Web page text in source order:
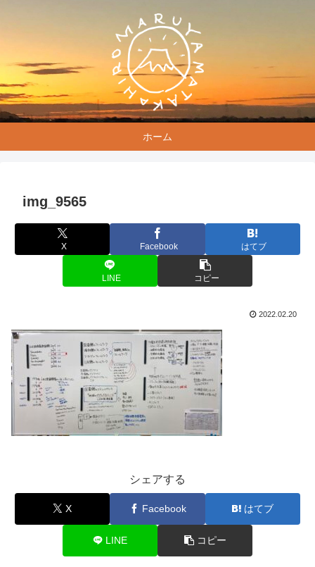
ホーム
img_9565
X Facebook はてブ
LINE コピー
2022.02.20
シェアする
X Facebook はてブ
LINE コピー